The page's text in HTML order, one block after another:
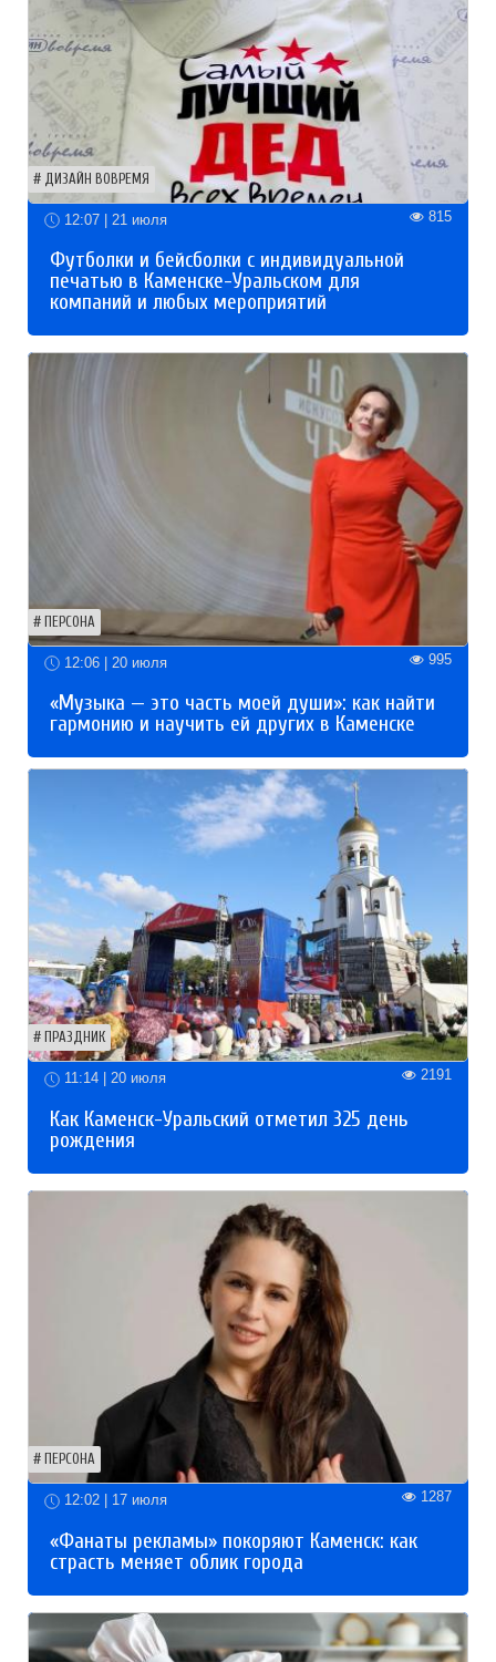
ДИЗАЙН ВОВРЕМЯ
12:07 | 21 июля 815
Футболки и бейсболки с индивидуальной
печатью в Каменске-Уральском для
компаний и любых мероприятий
ПЕРСОНА
12:06 | 20 июля 995
«Музыка — это часть моей души»: как найти
гармонию и научить ей других в Каменске
ПРАЗДНИК
11:14 | 20 июля 2191
Как Каменск-Уральский отметил 325 день
рождения
ПЕРСОНА
12:02 | 17 июля 1287
«Фанаты рекламы» покоряют Каменск: как
страсть меняет облик города